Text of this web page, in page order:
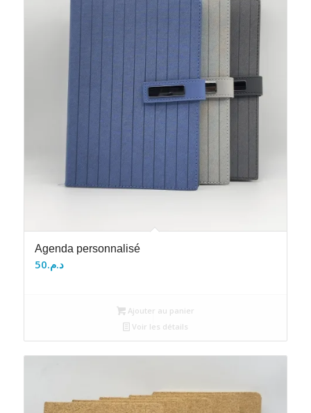
Agenda personnalisé
د.م.50
Ajouter au panier
Voir les détails